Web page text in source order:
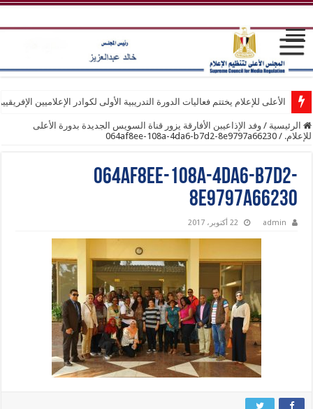
الأعلى للإعلام يختتم فعاليات الدورة التدريبية الأولى لكوادر الإعلاميين
الرئيسية / وفد الإذاعيبن الأفارقة يزور قناة السويس الجديدة بدورة الأعلى
للإعلام. /
064af8ee-108a-4da6-b7d2-8e9797a66230
064af8ee-108a-4da6-b7d2-
8e9797a66230
admin 22 أكتوبر، 2017